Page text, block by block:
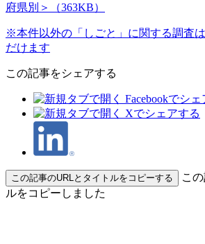
府県別＞（363KB）
※本件以外の「しごと」に関する調査
だけます
この記事をシェアする
この記事のURLとタイトルをコピーする
こ
ルをコピーしました